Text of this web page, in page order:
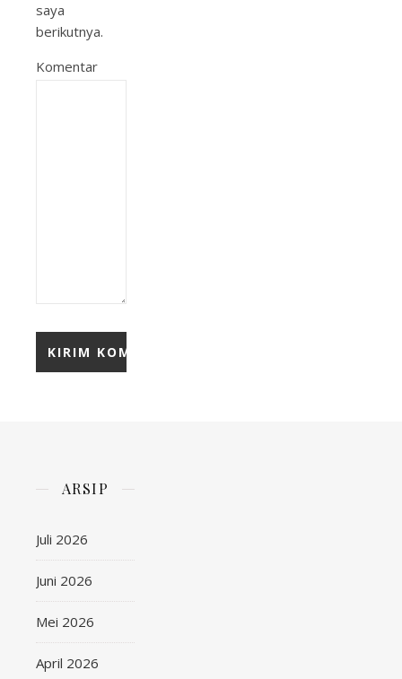
saya
berikutnya.
Komentar
ARSIP
Juli 2026
Juni 2026
Mei 2026
April 2026